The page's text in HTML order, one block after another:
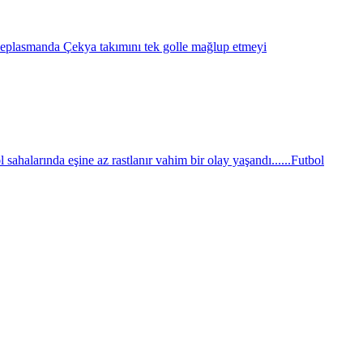
Çekya takımını tek golle mağlup etmeyi
eşine az rastlanır vahim bir olay yaşandı......Futbol